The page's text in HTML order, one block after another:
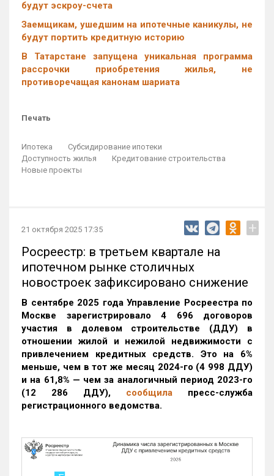
будут эскроу-счета
Заемщикам, ушедшим на ипотечные каникулы, не
будут портить кредитную историю
В Татарстане запущена уникальная программа
рассрочки приобретения жилья, не
противоречащая канонам шариата
Печать
Ипотека
Субсидирование ипотеки
Доступность жилья
Кредитование строительства
Новые проекты
21 октября 2025 17:35 +
Росреестр: в третьем квартале на
ипотечном рынке столичных
новостроек зафиксировано снижение
В сентябре 2025 года Управление Росреестра по
Москве зарегистрировало 4 696 договоров
участия в долевом строительстве (ДДУ) в
отношении жилой и нежилой недвижимости с
привлечением кредитных средств. Это на 6%
меньше, чем в тот же месяц 2024-го (4 998 ДДУ)
и на 61,8% — чем за аналогичный период 2023-го
(12 286 ДДУ), сообщила пресс-служба
регистрационного ведомства.